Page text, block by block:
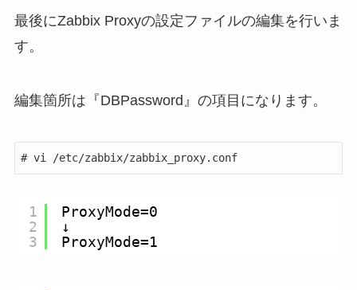
最後にZabbix Proxyの設定ファイルの編集を行いま
す。
編集箇所は『DBPassword』の項目になります。
# vi /etc/zabbix/zabbix_proxy.conf
1
2
3
ProxyMode=0
↓
ProxyMode=1